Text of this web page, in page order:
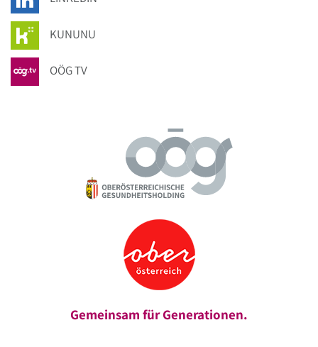
KUNUNU
OÖG TV
Gemeinsam für Generationen.